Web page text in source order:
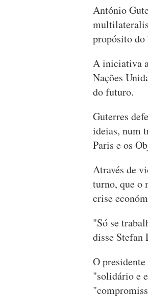
António
propósito do
A iniciativa
Nações
do futuro.
Guterres
ideias, num
Paris e os
Através de
turno, que o
crise
"Só se
disse Stefan
O
"solidário e